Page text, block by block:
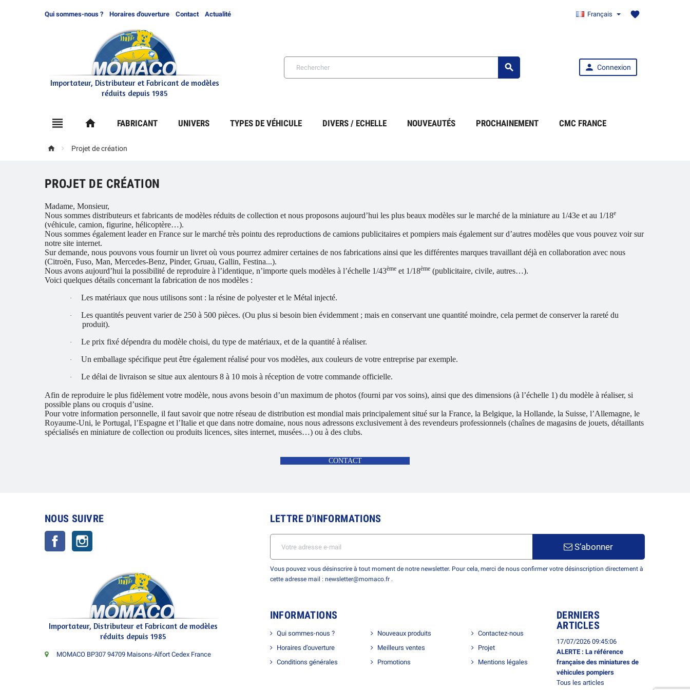
Qui sommes-nous ? Horaires d'ouverture Contact Actualité Français favorite
Importateur, Distributeur et Fabricant de modèles
réduits depuis 1985
  Connexion
 home FABRICANT UNIVERS TYPES DE VÉHICULE DIVERS / ECHELLE NOUVEAUTÉS PROCHAINEMENT CMC FRANCE
  Projet de création
PROJET DE CRÉATION
Madame, Monsieur,
Nous sommes distributeurs et fabricants de modèles réduits de collection et nous proposons aujourd’hui les plus beaux modèles sur le marché de la miniature au 1/43e et au 1/18e
(véhicule, camion, figurine, hélicoptère…).
Nous sommes également leader en France sur le marché très pointu des reproductions de camions publicitaires et pompiers mais également sur d’autres modèles que vous pouvez voir sur
notre site internet.
Sur demande, nous pouvons vous fournir un livret où vous pourrez admirer certaines de nos fabrications ainsi que les différentes marques travaillant déjà en collaboration avec nous
(Citroën, Fuso, Man, Mercedes-Benz, Pinder, Gruau, Gallin, Festina...).
Nous avons aujourd’hui la possibilité de reproduire à l’identique, n’importe quels modèles à l’échelle 1/43ème et 1/18ème (publicitaire, civile, autres…).
Voici quelques détails concernant la fabrication de nos modèles :
· Les matériaux que nous utilisons sont : la résine de polyester et le Métal injecté.
·
Les quantités peuvent varier de 250 à 500 pièces. (Ou plus si besoin bien évidemment ; mais en conservant une quantité moindre, cela permet de conserver la rareté du
produit).
· Le prix fixé dépendra du modèle choisi, du type de matériaux, et de la quantité à réaliser.
· Un emballage spécifique peut être également réalisé pour vos modèles, aux couleurs de votre entreprise par exemple.
· Le délai de livraison se situe aux alentours 8 à 10 mois à réception de votre commande officielle.
Afin de reproduire le plus fidèlement votre modèle, nous avons besoin d’un maximum de photos (fourni par vos soins), ainsi que des dimensions (à l’échelle 1) du modèle à réaliser, si
possible plans ou croquis d’usine.
Pour votre information personnelle, il faut savoir que notre réseau de distribution est mondial mais principalement situé sur la France, la Belgique, la Hollande, la Suisse, l’Allemagne, le
Royaume-Uni, le Portugal, l’Espagne et l’Italie et que dans notre domaine, nous nous adressons exclusivement à des revendeurs professionnels (chaînes de magasins de jouets, détaillants
spécialisés en miniature de collection ou produits licences, sites internet, musées…) ou à des clubs.
CONTACT
NOUS SUIVRE
Facebook
Importateur, Distributeur et Fabricant de modèles
réduits depuis 1985
MOMACO BP307 94709 Maisons-Alfort Cedex France
LETTRE D'INFORMATIONS
S’abonner
Vous pouvez vous désinscrire à tout moment de notre newsletter. Pour cela, merci de nous confirmer votre désinscription directement à
cette adresse mail : newsletter@momaco.fr .
INFORMATIONS
Qui sommes-nous ?
Horaires d’ouverture
Conditions générales
Nouveaux produits
Meilleurs ventes
Promotions
Contactez-nous
Projet
Mentions légales
DERNIERS
ARTICLES
17/07/2026 09:45:06
ALERTE : La référence
française des miniatures de
véhicules pompiers
Tous les articles